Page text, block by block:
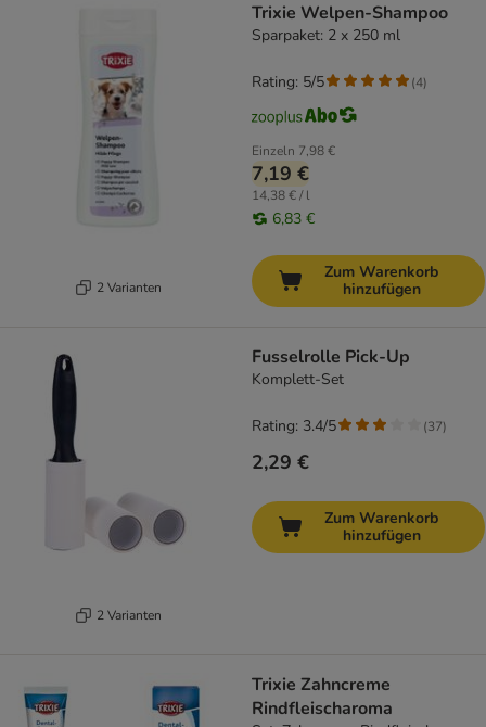
2 Varianten
Trixie Welpen-Shampoo
Sparpaket: 2 x 250 ml
Einzeln 7,98 €
7,19 €
14,38 € / l
6,83 €
Rating: 5/5 (4)
Zum Warenkorb
hinzufügen
2 Varianten
Fusselrolle Pick-Up
Komplett-Set
2,29 €
Rating: 3.4/5 (37)
Zum Warenkorb
hinzufügen
Trixie Zahncreme
Rindfleischaroma